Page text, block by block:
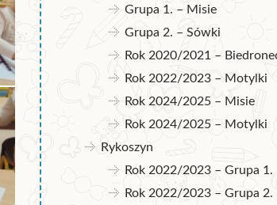
Grupa 1. – Misie
Grupa 2. – Sówki
Rok 2020/2021 –
Rok 2022/2023 – Motylki
Rok 2024/2025 – Misie
Rok 2024/2025 – Motylki
Rykoszyn
Rok 2022/2023 – Grupa 1.
Rok 2022/2023 – Grupa 2.